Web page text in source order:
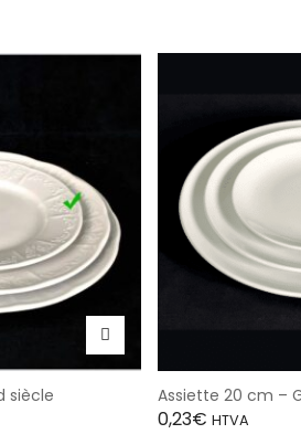
siècle Assiette 20 cm –
0,23€ HTVA